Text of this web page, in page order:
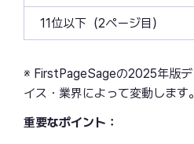
11位以下（2ページ目）
※ FirstPageSageの2025年版デ
イス・業界によって変動します。
重要なポイント：